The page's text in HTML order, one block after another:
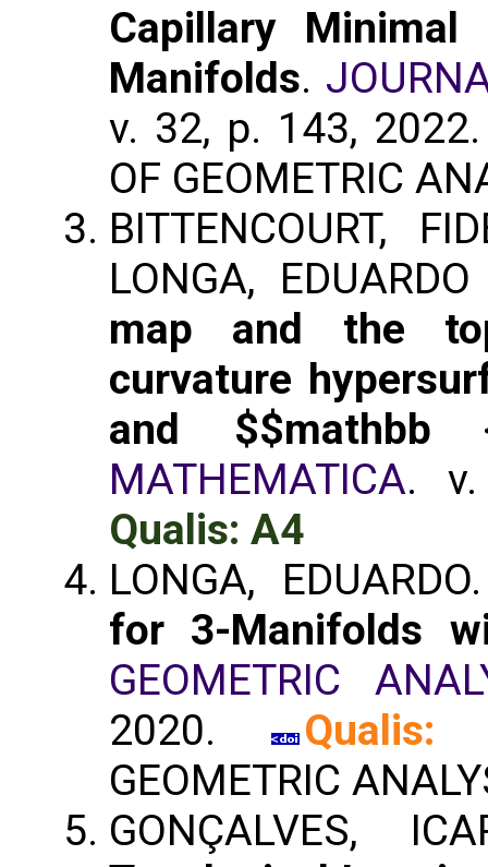
Capillary
Manifolds.
v. 32, p. 143,
OF GEOMETRIC
BITTENCOURT,
LONGA,
map and the
curvature
and $$mathbb
MATHEMATICA.
Qualis: A4
LONGA,
for 3-Manifolds
GEOMETRIC
2020.
Qualis:
GEOMETRIC
GONÇALVES,